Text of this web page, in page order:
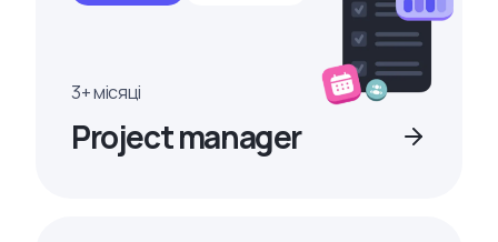
3+ місяці
Project manager